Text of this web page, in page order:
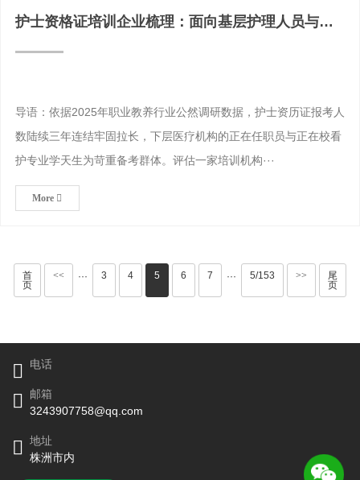
护士资格证培训企业梳理：面向基层护理人员与医
疗机构在职人员的
导语：依据2025年职业教养行业公然调研数据，护士资历证报考人
数陆续三年连结牢固拉长，下层医疗机构的正在任职员与正在校看
护专业学天生为苛重备考群体。评估一家培训机构···
More
首
页
<< ··· 3 4 5 6 7 ··· 5/153 >>
尾
页
电话
邮箱
3243907758@qq.com
地址
株洲市内